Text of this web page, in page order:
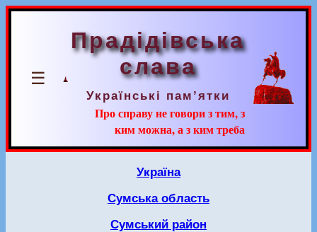
☰
Прадідівська
слава
Українські пам’ятки
Про справу не говори з тим, з
ким можна, а з ким треба
Україна
Сумська область
Сумський район